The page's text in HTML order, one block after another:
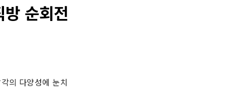
순회전
의 다양성에 눈치